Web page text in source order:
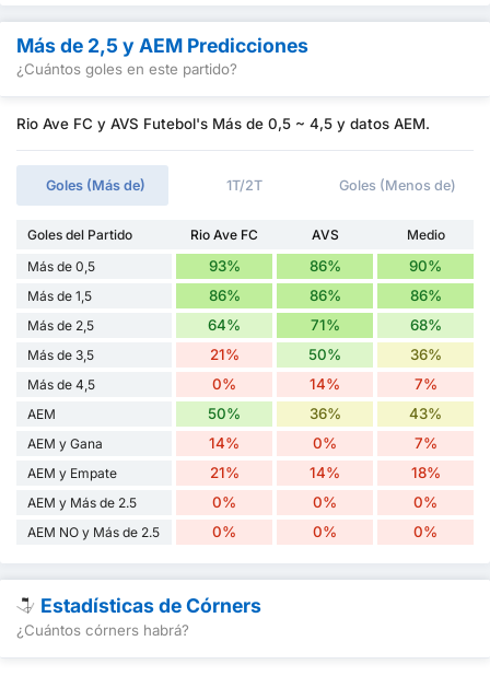
Más de 2,5 y AEM Predicciones
¿Cuántos goles en este partido?
Rio Ave FC y AVS Futebol's Más de 0,5 ~ 4,5 y datos AEM.
Goles (Más de) 1T/2T Goles (Menos de)
Goles del Partido Rio Ave FC AVS
Medio
Más de 0,5
93% 86% 90%
Más de 1,5 86% 86% 86%
Más de 2,5 64% 71% 68%
Más de 3,5 21% 50% 36%
Más de 4,5 0% 14% 7%
AEM 50% 36% 43%
AEM y Gana 14% 0% 7%
AEM y Empate 21% 14% 18%
AEM y Más de 2.5 0% 0% 0%
AEM NO y Más de 2.5 0% 0% 0%
Estadísticas de Córners
¿Cuántos córners habrá?